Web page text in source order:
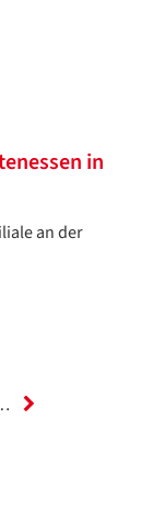
in
an der